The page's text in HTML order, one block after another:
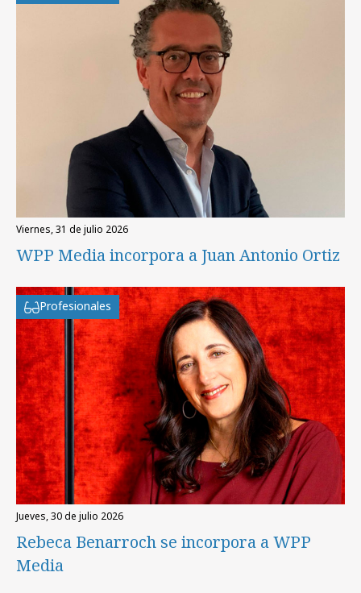
viernes, 31 de julio 2026
WPP Media incorpora a Juan Antonio Ortiz
Profesionales
jueves, 30 de julio 2026
Rebeca Benarroch se incorpora a WPP
Media